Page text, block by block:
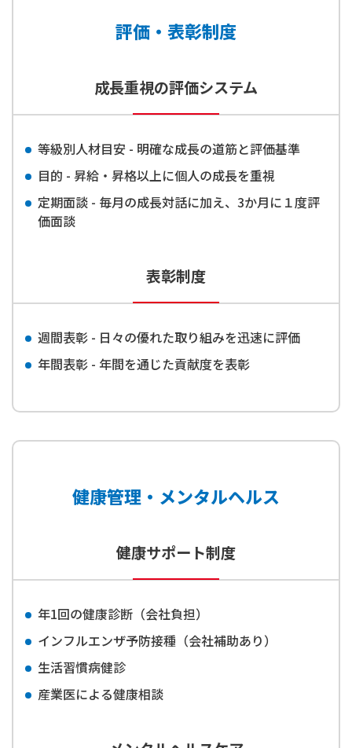
評価・表彰制度
成長重視の評価システム
等級別人材目安 - 明確な成長の道筋と評価基準
目的 - 昇給・昇格以上に個人の成長を重視
定期面談 - 毎月の成長対話に加え、3か月に１度評
価面談
表彰制度
週間表彰 - 日々の優れた取り組みを迅速に評価
年間表彰 - 年間を通じた貢献度を表彰
健康管理・メンタルヘルス
健康サポート制度
年1回の健康診断（会社負担）
インフルエンザ予防接種（会社補助あり）
生活習慣病健診
産業医による健康相談